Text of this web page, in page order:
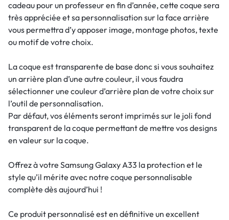
cadeau pour un professeur en fin d’année, cette coque sera
très appréciée et sa personnalisation sur la face arrière
vous permettra d’y apposer image, montage photos, texte
ou motif de votre choix.
La coque est transparente de base donc si vous souhaitez
un arrière plan d’une autre couleur, il vous faudra
sélectionner une couleur d’arrière plan de votre choix sur
l’outil de personnalisation.
Par défaut, vos éléments seront imprimés sur le joli fond
transparent de la coque permettant de mettre vos designs
en valeur sur la coque.
Offrez à votre Samsung Galaxy A33 la protection et le
style qu’il mérite avec notre coque personnalisable
complète dès aujourd’hui !
Ce produit personnalisé est en définitive un excellent